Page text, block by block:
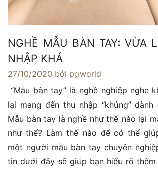
NGHỀ MẪU BÀN TAY: VỪA
NHẬP KHÁ
27/10/2020 bởi pgworld
“Mẫu bàn tay” là nghề nghiệp nghe
lại mang đến thu nhập “khủng”
Mẫu bàn tay là nghề như thế nào lại
như thế? Làm thế nào để có thể
một người mẫu bàn tay chuyên
tin dưới đây sẽ giúp bạn hiểu rõ thêm